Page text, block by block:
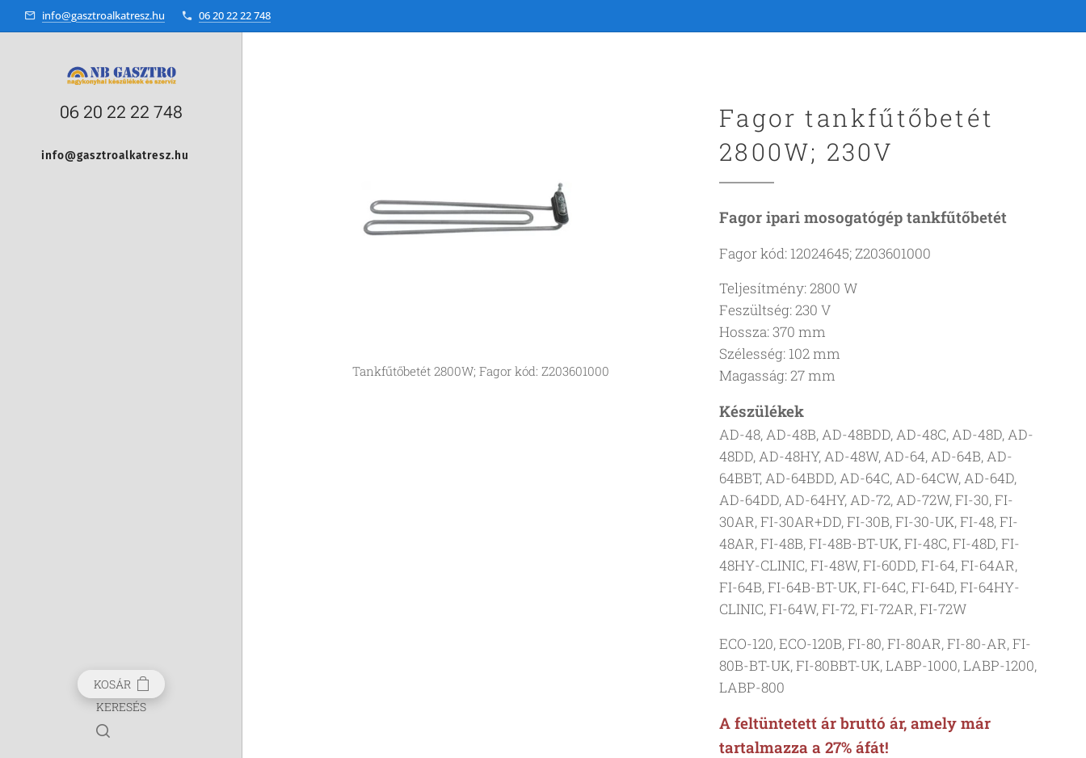
info@gasztroalkatresz.hu 06 20 22 22 748
06 20 22 22 748
info@gasztroalkatresz.hu
KOSÁR
KERESÉS
Fagor tankfűtőbetét
2800W; 230V
Tankfűtőbetét 2800W; Fagor kód: Z203601000
Fagor ipari mosogatógép tankfűtőbetét
Fagor kód: 12024645; Z203601000
Teljesítmény: 2800 W
Feszültség: 230 V
Hossza: 370 mm
Szélesség: 102 mm
Magasság: 27 mm
Készülékek
AD-48, AD-48B, AD-48BDD, AD-48C, AD-48D, AD-
48DD, AD-48HY, AD-48W, AD-64, AD-64B, AD-
64BBT, AD-64BDD, AD-64C, AD-64CW, AD-64D,
AD-64DD, AD-64HY, AD-72, AD-72W, FI-30, FI-
30AR, FI-30AR+DD, FI-30B, FI-30-UK, FI-48, FI-
48AR, FI-48B, FI-48B-BT-UK, FI-48C, FI-48D, FI-
48HY-CLINIC, FI-48W, FI-60DD, FI-64, FI-64AR,
FI-64B, FI-64B-BT-UK, FI-64C, FI-64D, FI-64HY-
CLINIC, FI-64W, FI-72, FI-72AR, FI-72W
ECO-120, ECO-120B, FI-80, FI-80AR, FI-80-AR, FI-
80B-BT-UK, FI-80BBT-UK, LABP-1000, LABP-1200,
LABP-800
A feltüntetett ár bruttó ár, amely már
tartalmazza a 27% áfát!